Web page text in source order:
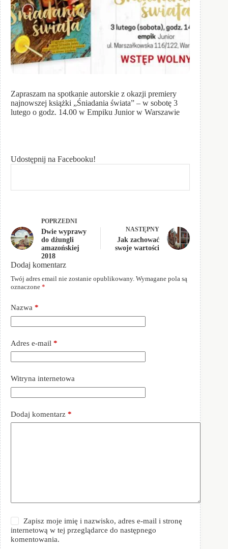
Zapraszam na spotkanie autorskie z okazji premiery
najnowszej książki „Śniadania świata” – w sobotę 3
lutego o godz. 14.00 w Empiku Junior w Warszawie
Udostępnij na Facebooku!
POPRZEDNI
Dwie wyprawy
do dżungli
amazońskiej
2018
NASTĘPNY
Jak zachować
swoje wartości
Dodaj komentarz
Twój adres email nie zostanie opublikowany. Wymagane pola są
oznaczone *
Nazwa *
Adres e-mail *
Witryna internetowa
Dodaj komentarz *
Zapisz moje imię i nazwisko, adres e-mail i stronę
internetową w tej przeglądarce do następnego
komentowania.